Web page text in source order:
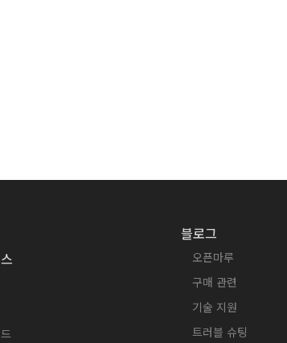
블로그
오픈마루
구매 관련
기술 지원
트러블 슈팅